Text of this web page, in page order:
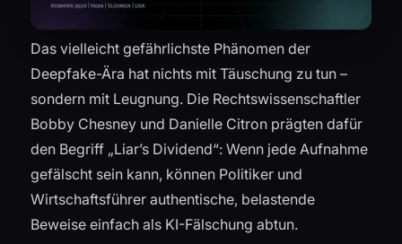
Das vielleicht gefährlichste Phänomen der
Deepfake-Ära hat nichts mit Täuschung zu tun –
sondern mit Leugnung. Die Rechtswissenschaftler
Bobby Chesney und Danielle Citron prägten dafür
den Begriff „Liar’s Dividend“: Wenn jede Aufnahme
gefälscht sein kann, können Politiker und
Wirtschaftsführer authentische, belastende
Beweise einfach als KI-Fälschung abtun.